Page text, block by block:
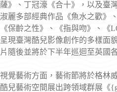
薩》、丁冠濠《合十》，以及臺
淑麗多部經典作品《魚水之歡》
《保齡之性》、《指與吻》、《
呈現臺灣酷兒影像創作的多樣面
片隨後並將於下半年巡迴至英國
視覺藝術方面，藝術節將於格林
酷兒藝術空間展出跨領域群展《